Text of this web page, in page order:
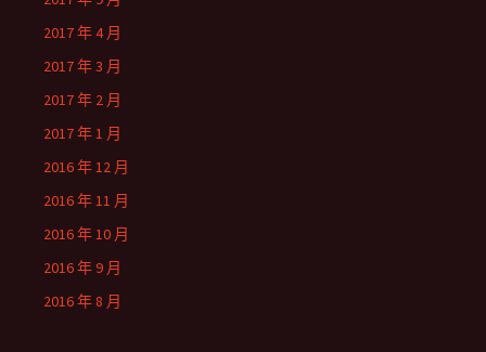
2017 年 4 月
2017 年 3 月
2017 年 2 月
2017 年 1 月
2016 年 12 月
2016 年 11 月
2016 年 10 月
2016 年 9 月
2016 年 8 月